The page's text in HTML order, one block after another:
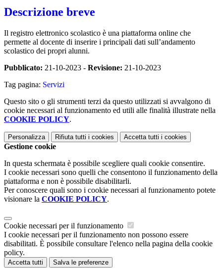
Descrizione breve
Il registro elettronico scolastico è una piattaforma online che
permette al docente di inserire i principali dati sull’andamento
scolastico dei propri alunni.
Pubblicato: 21-10-2023 - Revisione: 21-10-2023
Tag pagina: Servizi
Questo sito o gli strumenti terzi da questo utilizzati si avvalgono di
cookie necessari al funzionamento ed utili alle finalità illustrate nella
COOKIE POLICY.
Personalizza Rifiuta tutti i cookies Accetta tutti i cookies
Gestione cookie
In questa schermata è possibile scegliere quali cookie consentire.
I cookie necessari sono quelli che consentono il funzionamento della
piattaforma e non è possibile disabilitarli.
Per conoscere quali sono i cookie necessari al funzionamento potete
visionare la COOKIE POLICY.
Cookie necessari per il funzionamento
I cookie necessari per il funzionamento non possono essere
disabilitati. È possibile consultare l'elenco nella pagina della cookie
policy.
Accetta tutti Salva le preferenze